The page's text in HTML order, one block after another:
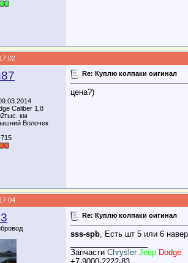
Caliber 1,8
км
Волочек
Re: Куплю колпаки оигинал
цена?)
Re: Куплю колпаки оигинал
sss-spb, Есть шт 5 или 6
Запчасти Chrysler Jeep Dodge